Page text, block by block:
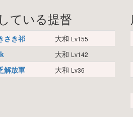
ている提督
さき祁 大和 Lv155
大和 Lv142
解放軍 大和 Lv36